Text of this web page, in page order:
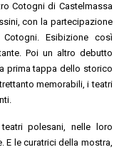
Cotogni di Castelmassa
con la partecipazione
Esibizione così
Poi un altro debutto
prima tappa dello storico
memorabili, i teatri
polesani, nelle loro
le curatrici della mostra,